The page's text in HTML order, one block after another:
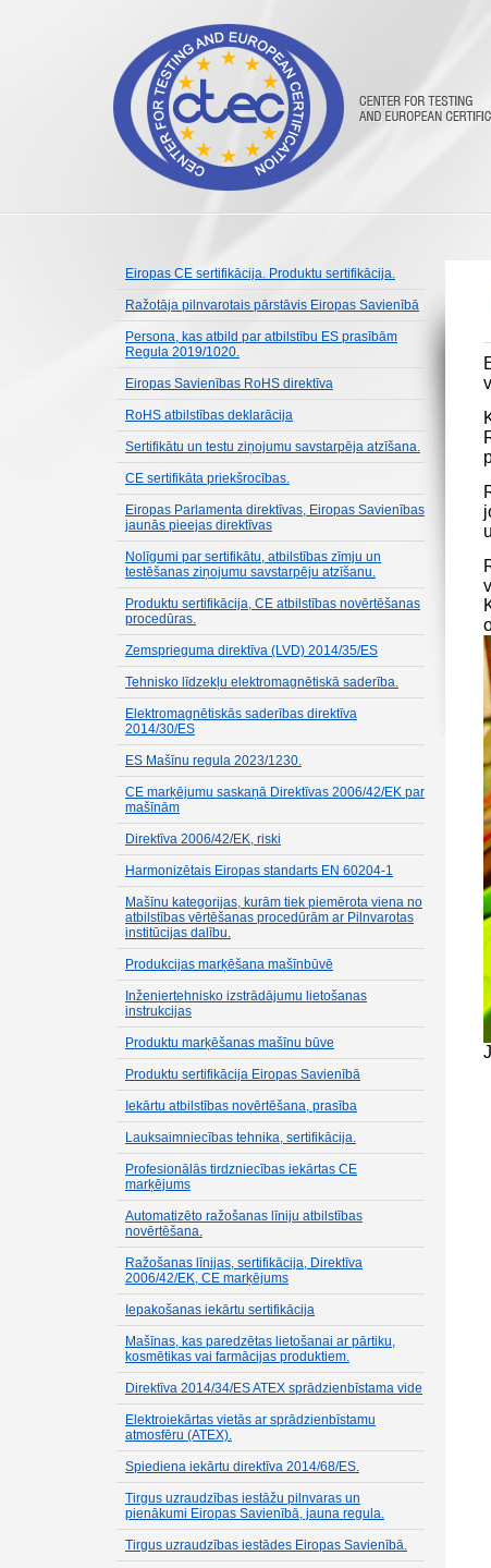
Eiropas CE sertifikācija. Produktu sertifikācija.
Ražotāja pilnvarotais pārstāvis Eiropas Savienībā
Persona, kas atbild par atbilstību ES prasībām
Regula 2019/1020.
Eiropas Savienības RoHS direktīva
RoHS atbilstības deklarācija
Sertifikātu un testu ziņojumu savstarpēja atzīšana.
CE sertifikāta priekšrocības.
Eiropas Parlamenta direktīvas, Eiropas Savienības
jaunās pieejas direktīvas
Nolīgumi par sertifikātu, atbilstības zīmju un
testēšanas ziņojumu savstarpēju atzīšanu.
Produktu sertifikācija, CE atbilstības novērtēšanas
procedūras.
Zemsprieguma direktīva (LVD) 2014/35/ES
Tehnisko līdzekļu elektromagnētiskā saderība.
Elektromagnētiskās saderības direktīva
2014/30/ES
ES Mašīnu regula 2023/1230.
CE marķējumu saskaņā Direktīvas 2006/42/EK par
mašīnām
Direktīva 2006/42/EK, riski
Harmonizētais Eiropas standarts EN 60204-1
Mašīnu kategorijas, kurām tiek piemērota viena no
atbilstības vērtēšanas procedūrām ar Pilnvarotas
institūcijas dalību.
Produkcijas marķēšana mašīnbūvē
Inženiertehnisko izstrādājumu lietošanas
instrukcijas
Produktu marķēšanas mašīnu būve
Produktu sertifikācija Eiropas Savienībā
Iekārtu atbilstības novērtēšana, prasība
Lauksaimniecības tehnika, sertifikācija.
Profesionālās tirdzniecības iekārtas CE
marķējums
Automatizēto ražošanas līniju atbilstības
novērtēšana.
Ražošanas līnijas, sertifikācija, Direktīva
2006/42/EK, CE marķējums
Iepakošanas iekārtu sertifikācija
Mašīnas, kas paredzētas lietošanai ar pārtiku,
kosmētikas vai farmācijas produktiem.
Direktīva 2014/34/ES ATEX sprādzienbīstama vide
Elektroiekārtas vietās ar sprādzienbīstamu
atmosfēru (ATEX).
Spiediena iekārtu direktīva 2014/68/ES.
Tirgus uzraudzības iestāžu pilnvaras un
pienākumi Eiropas Savienībā, jauna regula.
Tirgus uzraudzības iestādes Eiropas Savienībā.